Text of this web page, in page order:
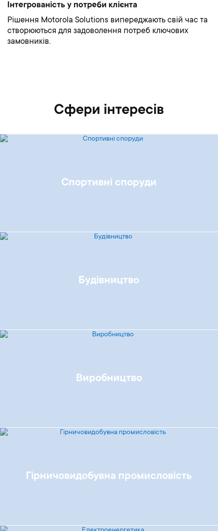
Інтегрованість у потреби клієнта
Рішення Motorola Solutions випереджають свій час та
створюються для задоволення потреб ключових
замовників.
Сфери інтересів
Cпортивні споруди
Будівництво
Виробництво
Гірничовидобувна промисловість